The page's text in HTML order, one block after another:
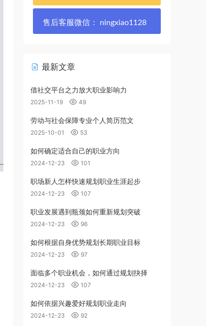
售后客服微信： ningxiao1128
最新文章
借社交平台之力放大职业影响力
2025-11-19 49
劳动与社会保障专业个人简历范文
2025-10-01 53
如何确定适合自己的职业方向
2024-12-23 101
职场新人怎样快速规划职业生涯起步
2024-12-23 107
职业发展遇到瓶颈如何重新规划突破
2024-12-23 96
如何根据自身优势规划长期职业目标
2024-12-23 97
面临多个职业机会，如何通过规划抉择
2024-12-23 107
如何依据兴趣爱好规划职业走向
2024-12-23 92